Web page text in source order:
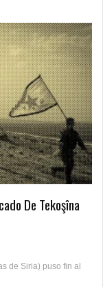
De Tekoşîna
de Siria) puso fin al